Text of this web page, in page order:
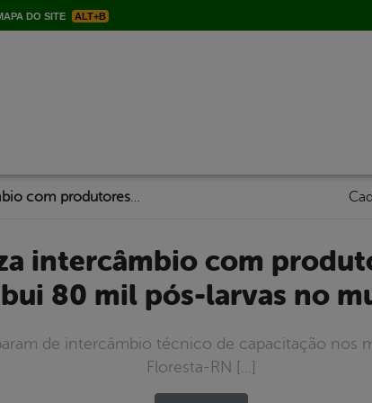
DO SITE ALT+B
80 mil pós-larvas no
de intercâmbio técnico de capacitação nos
Floresta-RN […]